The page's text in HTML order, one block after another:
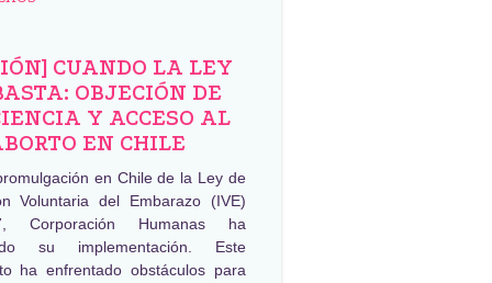
CUANDO LA LEY
OBJECIÓN DE
Y ACCESO AL
EN CHILE
en Chile de la Ley de
Voluntaria del Embarazo (IVE)
Corporación Humanas ha
su implementación. Este
ha enfrentado obstáculos para